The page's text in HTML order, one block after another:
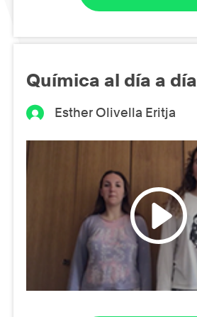
Química al día a día
Esther Olivella Eritja